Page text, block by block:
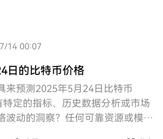
14 00:07
日的比特币价格
来预测2025年5月24日比特币
特定的指标、历史数据分析或市场
波动的洞察？任何可靠资源或模型